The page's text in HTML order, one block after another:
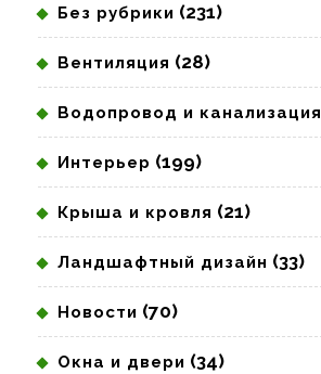
Без рубрики (231)
Вентиляция (28)
Водопровод и канализация
Интерьер (199)
Крыша и кровля (21)
Ландшафтный дизайн (33)
Новости (70)
Окна и двери (34)